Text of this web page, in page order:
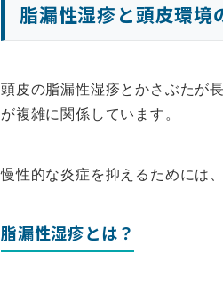
脂漏性湿疹と頭皮環境
頭皮の脂漏性湿疹とかさぶたが
が複雑に関係しています。
慢性的な炎症を抑えるためには
脂漏性湿疹とは？